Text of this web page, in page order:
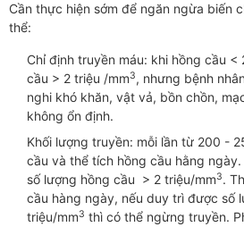
Cần thực hiện sớm để ngăn ngừa biến
thể:
Chỉ định truyền máu: khi hồng cầu <
cầu > 2 triệu /mm3, nhưng bệnh
nghi khó khăn, vật vả, bồn chồn,
không ổn định.
Khối lượng truyền: mỗi lần từ 200 -
cầu và thể tích hồng cầu hằng
số lượng hồng cầu > 2 triệu/mm3.
cầu hàng ngày, nếu duy trì được số
triệu/mm3 thì có thể ngừng truyền.